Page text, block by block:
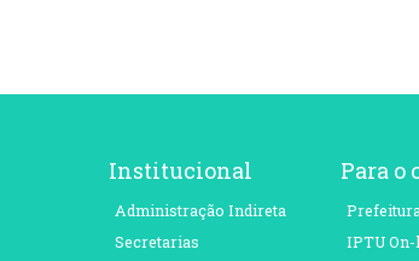
Institucional
Administração Indireta
Secretarias
Para o
IPTU